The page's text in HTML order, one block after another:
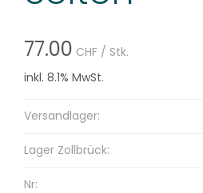
77.00 CHF / Stk.
inkl. 8.1% MwSt.
Versandlager:
Lager Zollbrück:
Nr: